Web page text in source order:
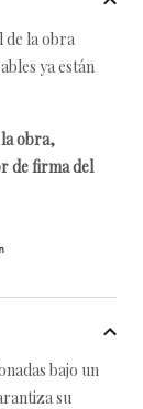
de la obra
ya están
obra,
de firma del
bajo un
su